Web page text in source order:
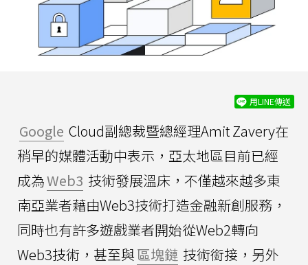
用LINE傳送
Google Cloud副總裁暨總經理Amit Zavery在
稍早的媒體活動中表示，亞太地區目前已經
成為Web3 技術發展溫床，不僅越來越多東
南亞業者藉由Web3技術打造金融新創服務，
同時也有許多遊戲業者開始從Web2轉向
Web3技術，甚至與區塊鏈 技術銜接，另外